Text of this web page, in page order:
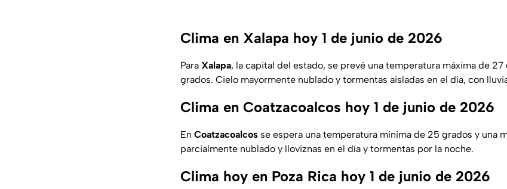
Clima en Xalapa hoy 1 de junio de 2026
Para Xalapa, la capital del estado, se prevé una temperatura máxima de 27
grados. Cielo mayormente nublado y tormentas aisladas en el día, con
Clima en Coatzacoalcos hoy 1 de junio de 2026
En Coatzacoalcos se espera una temperatura mínima de 25 grados y una
parcialmente nublado y lloviznas en el día y tormentas por la noche.
Clima hoy en Poza Rica hoy 1 de junio de 2026